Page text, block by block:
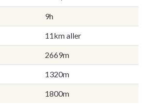
9h
11km aller
2669m
1320m
1800m